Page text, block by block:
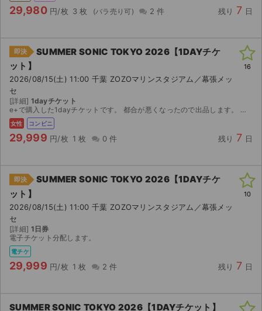
29,980 円/枚 3 枚 2 件 残り 7 日
即決
SUMMER SONIC TOKYO 2026【1DAYチケ
ット】
2026/08/15(土) 11:00 千葉 ZOZOマリンスタジアム／幕張メッ
セ
[詳細] 1dayチケット
e+で購入した1dayチケットです。 都合が悪くなったので出品します。 連絡ボードにて引き換え番号をお伝えします。 ご自身でセブンイレブンにて発券をお願いいたします。 発券開始は8/8の14...
女性 コンビニ
29,999 円/枚 1 枚 0 件 残り 7 日
16
即決
SUMMER SONIC TOKYO 2026【1DAYチケ
ット】
2026/08/15(土) 11:00 千葉 ZOZOマリンスタジアム／幕張メッ
セ
[詳細] 1日券
電子チケット分配します。
電チケ
29,999 円/枚 1 枚 2 件 残り 7 日
10
SUMMER SONIC TOKYO 2026【1DAYチケット】